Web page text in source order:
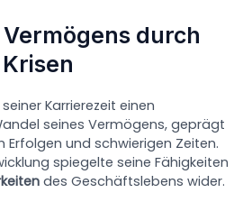
durch
Karrierezeit einen
seines Vermögens, geprägt
Erfolgen und schwierigen Zeiten.
spiegelte seine Fähigkeiten
des Geschäftslebens wider.